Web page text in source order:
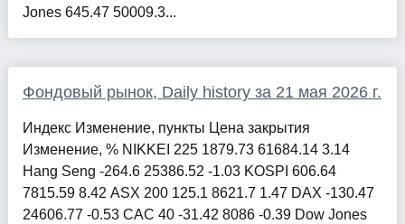
Jones 645.47 50009.3...
Фондовый рынок, Daily history за 21 мая 2026 г.
Индекс Изменение, пункты Цена закрытия
Изменение, % NIKKEI 225 1879.73 61684.14 3.14
Hang Seng -264.6 25386.52 -1.03 KOSPI 606.64
7815.59 8.42 ASX 200 125.1 8621.7 1.47 DAX -130.47
24606.77 -0.53 CAC 40 -31.42 8086 -0.39 Dow Jones